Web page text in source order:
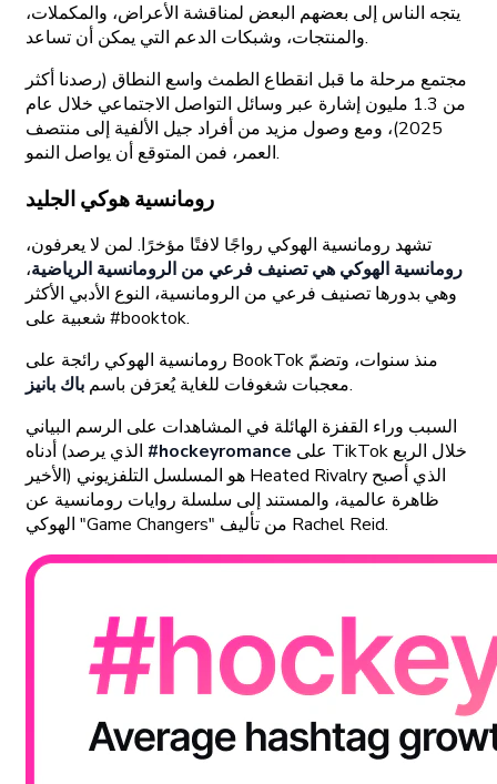
يتجه الناس إلى بعضهم البعض لمناقشة الأعراض، والمكملات،
والمنتجات، وشبكات الدعم التي يمكن أن تساعد.
مجتمع مرحلة ما قبل انقطاع الطمث واسع النطاق (رصدنا أكثر
من 1.3 مليون إشارة عبر وسائل التواصل الاجتماعي خلال عام
2025)، ومع وصول مزيد من أفراد جيل الألفية إلى منتصف
العمر، فمن المتوقع أن يواصل النمو.
رومانسية هوكي الجليد
تشهد رومانسية الهوكي رواجًا لافتًا مؤخرًا. لمن لا يعرفون،
رومانسية الهوكي هي تصنيف فرعي من الرومانسية الرياضية،
وهي بدورها تصنيف فرعي من الرومانسية، النوع الأدبي الأكثر
شعبية على #booktok.
رومانسية الهوكي رائجة على BookTok منذ سنوات، وتضمّ
معجبات شغوفات للغاية يُعرَفن باسم باك بانيز
.
السبب وراء القفزة الهائلة في المشاهدات على الرسم البياني
#hockeyromance
الأخير) هو المسلسل التلفزيوني Heated Rivalry الذي أصبح
ظاهرة عالمية، والمستند إلى سلسلة روايات رومانسية عن
الهوكي "Game Changers" من تأليف Rachel Reid.